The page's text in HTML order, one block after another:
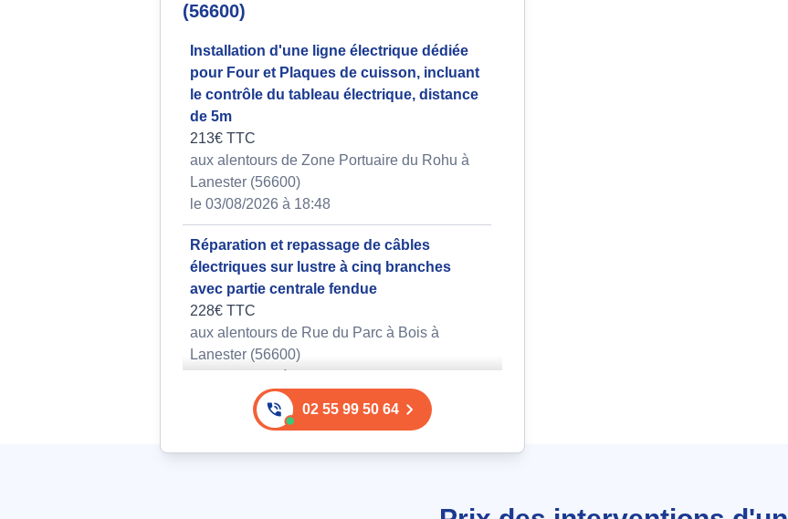
(56600)
Installation d'une ligne électrique dédiée
pour Four et Plaques de cuisson, incluant
le contrôle du tableau électrique, distance
de 5m
213€ TTC
aux alentours de Zone Portuaire du Rohu à
Lanester (56600)
le 03/08/2026 à 18:48
Réparation et repassage de câbles
électriques sur lustre à cinq branches
avec partie centrale fendue
228€ TTC
aux alentours de Rue du Parc à Bois à
Lanester (56600)
Installation sonnette
02 55 99 50 64